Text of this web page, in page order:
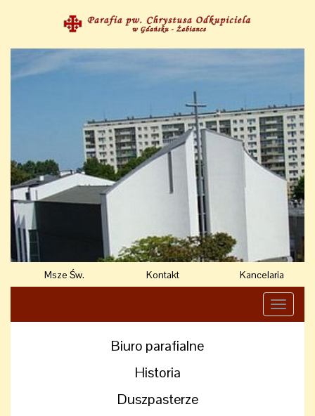
Msze Św. Kontakt Kancelaria
Toggle
Biuro parafialne
Historia
Duszpasterze